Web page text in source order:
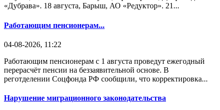
«Дубрава». 18 августа, Барыш, АО «Редуктор». 21...
Работающим пенсионерам...
04-08-2026, 11:22
Работающим пенсионерам с 1 августа проведут ежегодный
перерасчёт пенсии на беззаявительной основе. В
реготделении Соцфонда РФ сообщили, что корректировка...
Нарушение миграционного законодательства